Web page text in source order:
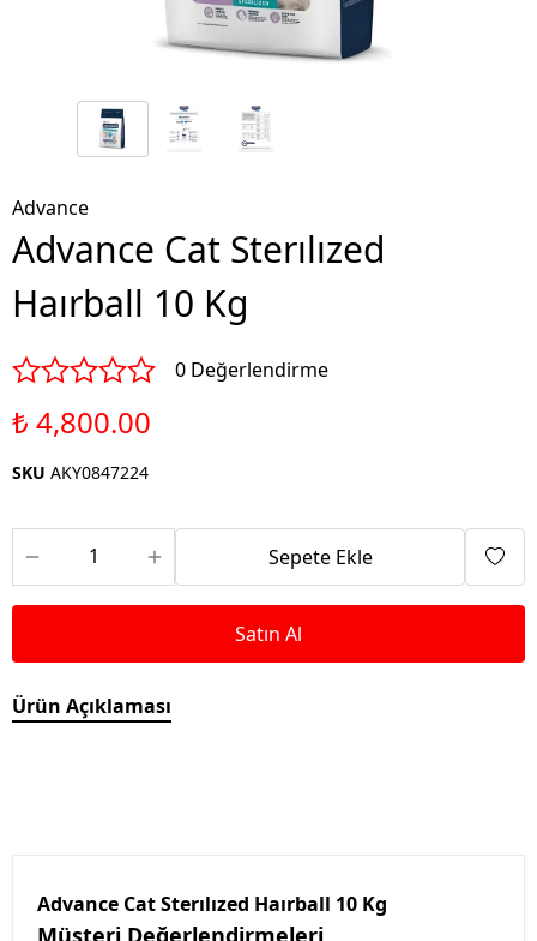
Advance
Advance Cat Sterılızed
Haırball 10 Kg
0 Değerlendirme
₺ 4,800.00
SKU AKY0847224
Sepete Ekle
Satın Al
Ürün Açıklaması
Advance Cat Sterılızed Haırball 10 Kg
Müşteri Değerlendirmeleri